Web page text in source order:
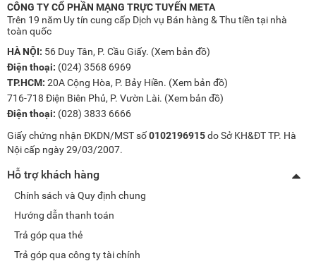
CÔNG TY CỔ PHẦN MẠNG TRỰC TUYẾN META
Trên 19 năm Uy tín cung cấp Dịch vụ Bán hàng & Thu tiền tại nhà
toàn quốc
HÀ NỘI: 56 Duy Tân, P. Cầu Giấy. (Xem bản đồ)
Điện thoại: (024) 3568 6969
TP.HCM: 20A Cộng Hòa, P. Bảy Hiền. (Xem bản đồ)
716-718 Điện Biên Phủ, P. Vườn Lài. (Xem bản đồ)
Điện thoại: (028) 3833 6666
Giấy chứng nhận ĐKDN/MST số0102196915do Sở KH&ĐT TP. Hà
Nội cấp ngày 29/03/2007.
Hỗ trợ khách hàng
Chính sách và Quy định chung
Hướng dẫn thanh toán
Trả góp qua thẻ
Trả góp qua công ty tài chính